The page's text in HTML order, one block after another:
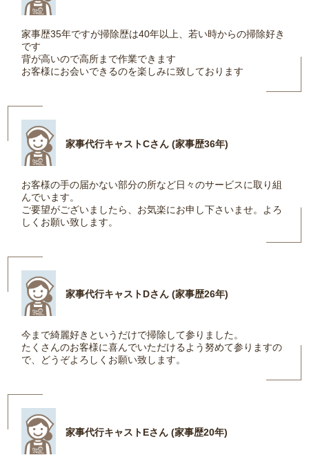
家事歴35年ですが掃除歴は40年以上、若い時からの掃除好き
です
背が高いので高所まで作業できます
お客様にお会いできるのを楽しみに致しております
家事代行キャストCさん (家事歴36年)
お客様の手の届かない部分の所など日々のサービスに取り組
んでいます。
ご要望がございましたら、お気楽にお申し下さいませ。よろ
しくお願い致します。
家事代行キャストDさん (家事歴26年)
今まで綺麗好きというだけで掃除して参りました。
たくさんのお客様に喜んでいただけるよう努めて参りますの
で、どうぞよろしくお願い致します。
家事代行キャストEさん (家事歴20年)